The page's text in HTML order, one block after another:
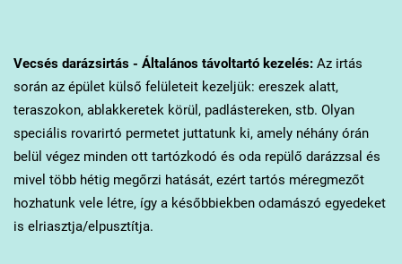
Vecsésdarázsirtás - Általános távoltartó kezelés:Az irtás
során az épület külső felületeit kezeljük: ereszek alatt,
teraszokon, ablakkeretek körül, padlástereken, stb. Olyan
speciális rovarirtó permetet juttatunk ki, amely néhány órán
belül végez minden ott tartózkodó és oda repülő darázzsal és
mivel több hétig megőrzi hatását, ezért tartós méregmezőt
hozhatunk vele létre, így a későbbiekben odamászó egyedeket
is elriasztja/elpusztítja.